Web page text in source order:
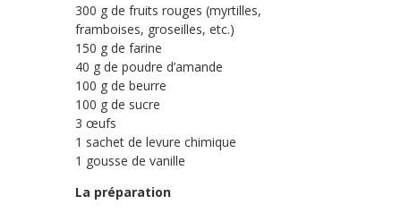
300 g de fruits rouges (myrtilles,
framboises, groseilles, etc.)
150 g de farine
40 g de poudre d’amande
100 g de beurre
100 g de sucre
3 œufs
1 sachet de levure chimique
1 gousse de vanille
La préparation